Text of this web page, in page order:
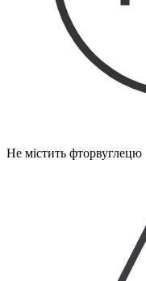
Не містить фторвуглецю